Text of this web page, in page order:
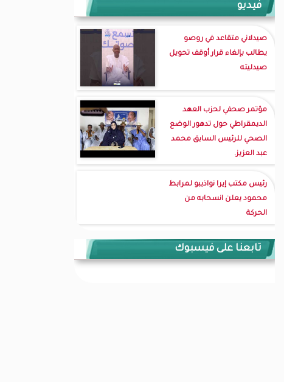
فيديو
صيدلاني متقاعد في روصو
يطالب بإلغاء قرار أوقف تحويل
صيدليته
مؤتمر صحفي لحزب العهد
الديمقراطي حول تدهور الوضع
الصحي للرئيس السابق محمد
عبد العزيز.
رئيس مكتب إيرا نواذيبو لمرابط
محمود يعلن انسحابه من
الحركة
تابعنا على فيسبوك